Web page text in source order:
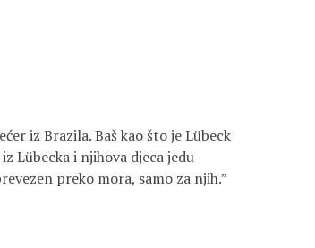
iz Brazila. Baš kao što je Lübeck
Lübecka i njihova djeca jedu
preko mora, samo za njih.”